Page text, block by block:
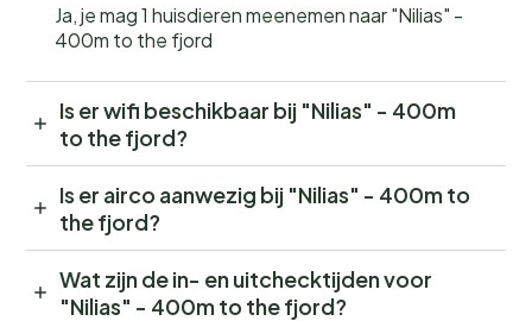
Ja, je mag 1 huisdieren meenemen naar "Nilias" -
400m to the fjord
Is er wifi beschikbaar bij "Nilias" - 400m
to the fjord?
Is er airco aanwezig bij "Nilias" - 400m to
the fjord?
Wat zijn de in- en uitchecktijden voor
"Nilias" - 400m to the fjord?